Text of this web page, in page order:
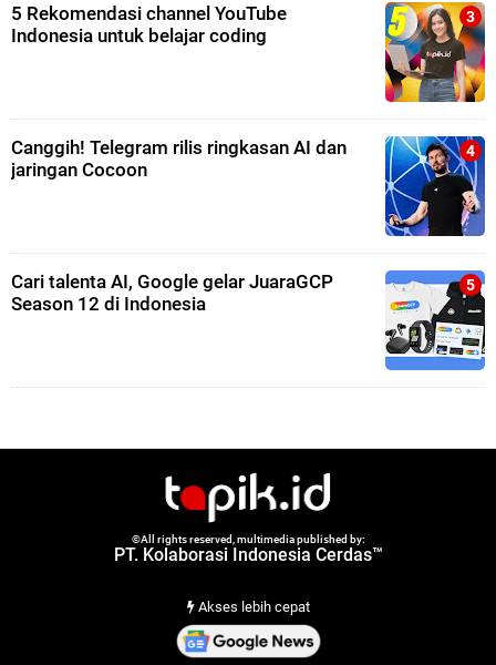
5 Rekomendasi channel YouTube
Indonesia untuk belajar coding
Canggih! Telegram rilis ringkasan AI dan
jaringan Cocoon
Cari talenta AI, Google gelar JuaraGCP
Season 12 di Indonesia
©All rights reserved, multimedia published by:
PT. Kolaborasi Indonesia Cerdas™
Akses lebih cepat